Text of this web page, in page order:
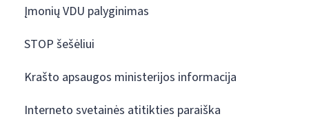
Įmonių VDU palyginimas
STOP šešėliui
Krašto apsaugos ministerijos informacija
Interneto svetainės atitikties paraiška